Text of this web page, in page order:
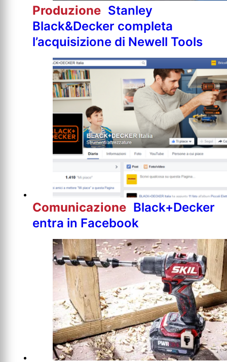
Produzione Stanley
Black&Decker completa
l’acquisizione di Newell Tools
Comunicazione Black+Decker
entra in Facebook